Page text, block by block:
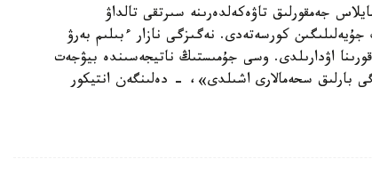
جەمقورلىق تاۋەكەلدەرىنە سىرتقى تالداۋ
كورسەتەدى. نەگىزگى نازار ءبىلىم بەرۋ
تولەۋ قورىنا اۋدارىلدى. وسى جۇمىستىڭ ناتيجەسىندە بيۋجەت
بارلىق سحەمالارى اشىلدى»، - دەلىنگەن انتيكور